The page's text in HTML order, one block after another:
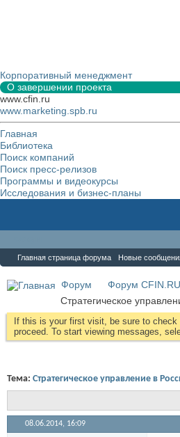
Корпоративный менеджмент
О завершении проекта
www.cfin.ru
www.marketing.spb.ru
Главная
Библиотека
Поиск компаний
Поиск пресс-релизов
Программы и видеокурсы
Исследования и бизнес-планы
Главная страница форума Новые
Форум Форум CFIN.RU
Стратегическое
If this is your first visit, be sure to check
proceed. To start viewing messages,
Тема: Стратегическое управление в
08.06.2014, 16:09